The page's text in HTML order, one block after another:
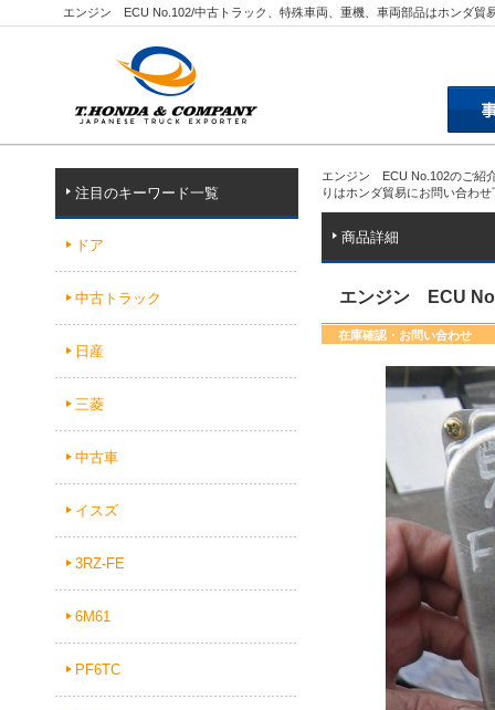
エンジン ECU No.102/中古トラック、特殊車両、重機、車両部品はホンダ貿
注目のキーワード一覧
ドア
中古トラック
日産
三菱
中古車
イスズ
3RZ-FE
6M61
PF6TC
エンジン ECU No.102のご紹
りはホンダ貿易にお問い合わせ
商品詳細
エンジン ECU
在庫確認・お問い合わせ